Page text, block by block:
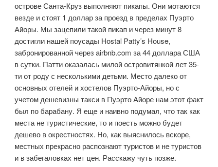
острове Санта-Круз выполняют пикапы. Они мотаются
везде и стоят 1 доллар за проезд в пределах Пуэрто
Айоры. Мы зацепили такой пикап и через минут 8
достигли нашей поусады Hostal Patty’s House,
забронированной через airbnb.com за 44 доллара США
в сутки. Патти оказалась милой островитянкой лет 35-
ти от роду с несколькими детьми. Место далеко от
основных отелей и хостелов Пуэрто-Айоры, но с
учетом дешевизны такси в Пуэрто Айоре нам этот факт
был по барабану. Я еще и наивно подумал, что так как
места не туристические, то и поесть можно будет
дешево в окрестностях. Но, как выяснилось вскоре,
местных прекрасно распознают туристов и не туристов
и в забегаловках нет цен. Расскажу чуть позже.